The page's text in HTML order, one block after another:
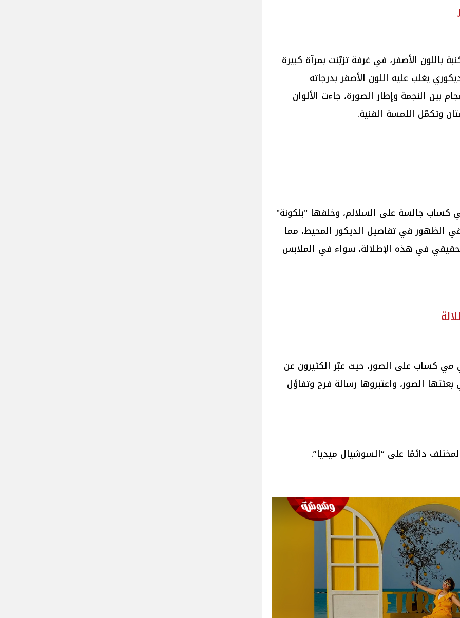
الأصفر، في غرفة تزيّنت بمرآة كبيرة
يغلب عليه اللون الأصفر بدرجاته
بين النجمة وإطار الصورة، جاءت الألوان
وتكمّل اللمسة الفنية.
جالسة على السلالم، وخلفها "بلكونة"
في الظهور في تفاصيل الديكور المحيط، مما
في هذه الإطلالة، سواء في الملابس
مي كساب على الصور، حيث عبّر الكثيرون عن
الصور، واعتبروها رسالة فرح وتفاؤل
دائمًا على “السوشيال ميديا”.